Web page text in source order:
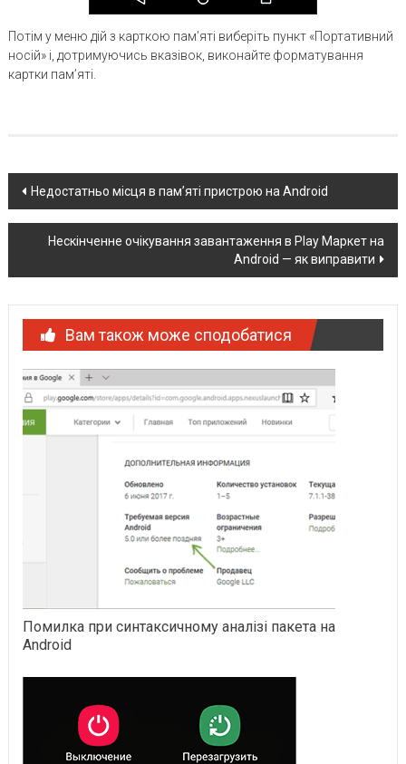
Потім у меню дій з карткою пам’яті виберіть пункт «Портативний
носій» і, дотримуючись вказівок, виконайте форматування
картки пам’яті.
Post
navigation
Недостатньо місця в пам’яті пристрою на Android
Нескінченне очікування завантаження в Play Маркет на
Android — як виправити
Вам також може сподобатися
Помилка при синтаксичному аналізі пакета на
Android